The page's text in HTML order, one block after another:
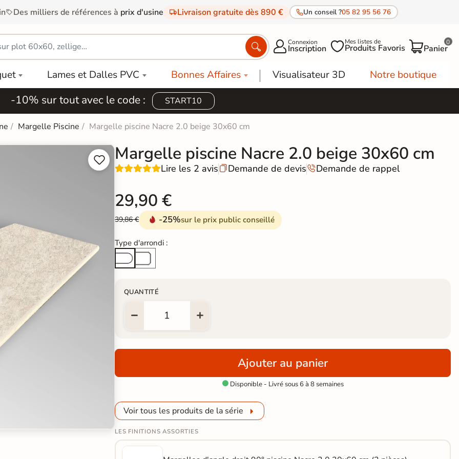
Des milliers de références à prix d'usine Livraison gratuite dès 890 € Un conseil ?05 82 95 56 76
 Connexion
Inscription Mes listes de
Produits Favoris Panier
0
Lames et Dalles PVC Bonnes Affaires Visualisateur 3D Notre boutique
-10% sur tout avec le code : START10
Margelle Piscine Margelle piscine Nacre 2.0 beige 30x60 cm

 Margelle piscine Nacre 2.0 beige 30x60 cm
Lire les 2 avis Demande de devisDemande de rappel
29,90 €
39,86 € -25%sur le prix public conseillé
Type d'arrondi :
Arrondi total
QUANTITÉ
Ajouter au panier
 Disponible - Livré sous 6 à 8 semaines
Voir tous les produits de la série
LES FINITIONS ASSORTIES